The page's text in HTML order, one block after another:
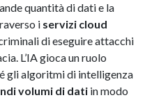
quantità di dati e la
i servizi cloud
di eseguire attacchi
L’IA gioca un ruolo
gli algoritmi di intelligenza
volumi di dati in modo